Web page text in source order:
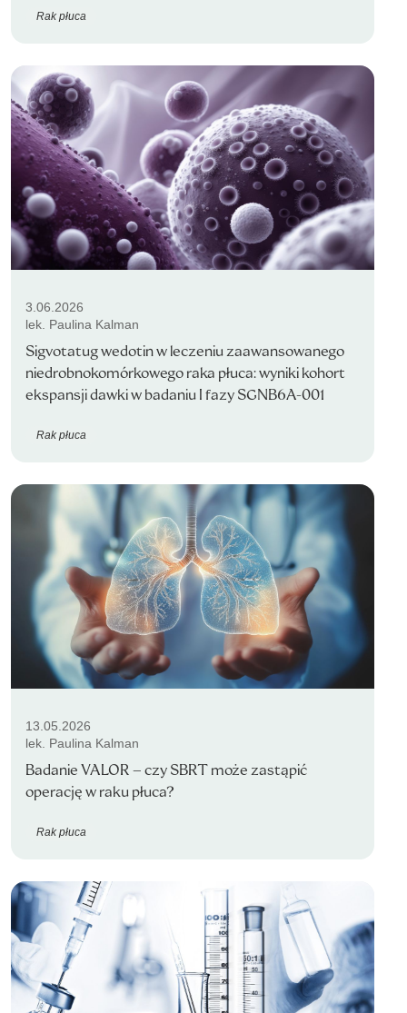
Rak płuca
3.06.2026
lek. Paulina Kalman
Sigvotatug wedotin w leczeniu zaawansowanego
niedrobnokomórkowego raka płuca: wyniki kohort
ekspansji dawki w badaniu I fazy SGNB6A-001
Rak płuca
13.05.2026
lek. Paulina Kalman
Badanie VALOR – czy SBRT może zastąpić
operację w raku płuca?
Rak płuca